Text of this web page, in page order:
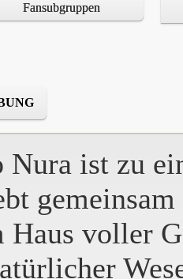
Fansubgruppen
Nura ist zu
Haus voller